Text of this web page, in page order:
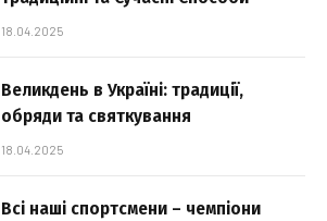
18.04.2025
Великдень в Україні: традиції,
обряди та святкування
18.04.2025
Всі наші спортсмени – чемпіони